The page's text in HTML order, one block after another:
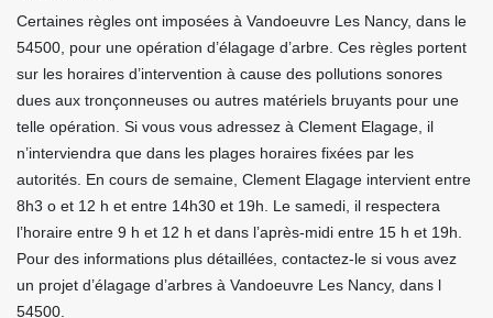
Certaines règles ont imposées à Vandoeuvre Les Nancy, dans le
54500, pour une opération d’élagage d’arbre. Ces règles portent
sur les horaires d’intervention à cause des pollutions sonores
dues aux tronçonneuses ou autres matériels bruyants pour une
telle opération. Si vous vous adressez à Clement Elagage, il
n’interviendra que dans les plages horaires fixées par les
autorités. En cours de semaine, Clement Elagage intervient entre
8h3 o et 12 h et entre 14h30 et 19h. Le samedi, il respectera
l’horaire entre 9 h et 12 h et dans l’après-midi entre 15 h et 19h.
Pour des informations plus détaillées, contactez-le si vous avez
un projet d’élagage d’arbres à Vandoeuvre Les Nancy, dans l
54500.